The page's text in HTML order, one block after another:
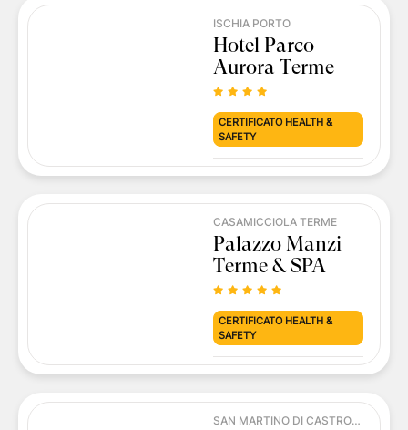
ISCHIA PORTO
Hotel Parco
Aurora Terme
CERTIFICATO HEALTH &
SAFETY
CASAMICCIOLA TERME
Palazzo Manzi
Terme & SPA
CERTIFICATO HEALTH &
SAFETY
SAN MARTINO DI CASTROZZA